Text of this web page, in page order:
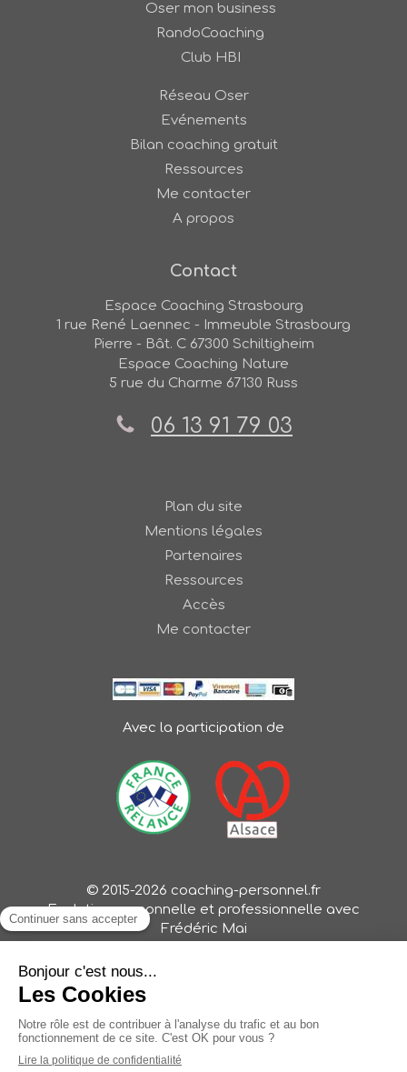
Oser mon business
RandoCoaching
Club HBI
Réseau Oser
Evénements
Bilan coaching gratuit
Ressources
Me contacter
A propos
Contact
Espace Coaching Strasbourg
1 rue René Laennec - Immeuble Strasbourg
Pierre - Bât. C 67300 Schiltigheim
Espace Coaching Nature
5 rue du Charme 67130 Russ
06 13 91 79 03
Plan du site
Mentions légales
Partenaires
Ressources
Accès
Me contacter
Avec la participation de
© 2015-2026 coaching-personnel.fr
Evolution personnelle et professionnelle avec
Frédéric Mai
ma vie, Oser mon job, Oser mon business)
Création et référencement du site par Simplébo
Site partenaire deCoaching-personnel.fr